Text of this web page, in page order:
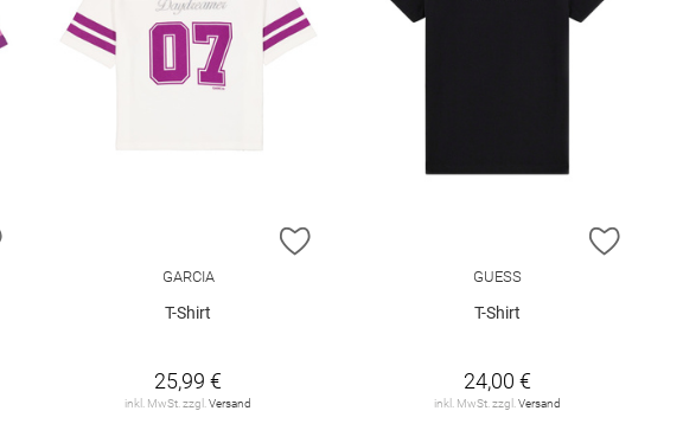
ZUR WUNSCHLISTE HINZUFÜGEN
GARCIA
T-Shirt
25,99 €
inkl. MwSt. zzgl.Versand
ZUR
GUESS
T-Shirt
24,00 €
inkl. MwSt. zzgl.Versand